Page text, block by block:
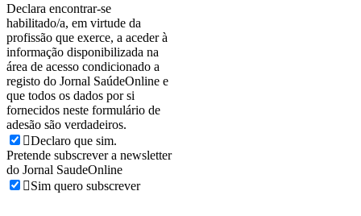
Declara encontrar-se
habilitado/a, em virtude da
profissão que exerce, a aceder à
informação disponibilizada na
área de acesso condicionado a
registo do Jornal SaúdeOnline e
que todos os dados por si
fornecidos neste formulário de
adesão são verdadeiros.
Declaro que sim.
Pretende subscrever a newsletter
do Jornal SaudeOnline
Sim quero subscrever